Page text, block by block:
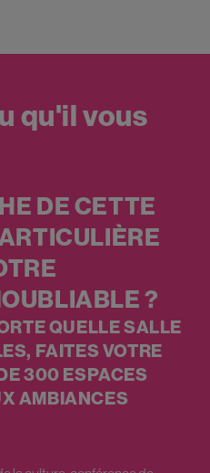
qu'il vous
DE CETTE
?
QUELLE SALLE
FAITES VOTRE
300 ESPACES
AMBIANCES